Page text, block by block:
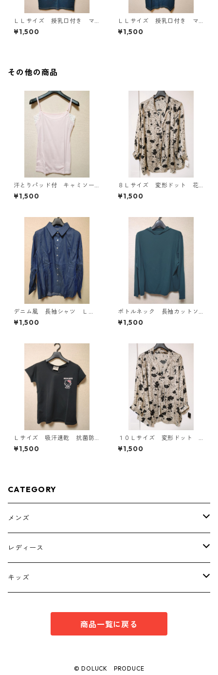
ＬＬサイズ 授乳口付き マ
タニティ ドッキングワンピ
ース ホワイト×ブルー KAE
¥1,500
ＬＬサイズ 授乳口付き マ
タニティ ドッキングワンピ
ース ホワイト×ブルー KAE
¥1,500
その他の商品
汗とりパッド付 キャミソー
ル Ｌ ライトピンク KAE-
4789
¥1,500
８Ｌサイズ 変形ドット 花
柄 ボウタイブラウス オフ
ホワイト KAE-4767
¥1,500
デニム風 長袖シャツ Ｌ
Ｌ ブルー KAE-4801
¥1,500
ボトルネック 長袖カットソ
ー ４Ｌ ティールグリー
ン KAE-4812
¥1,500
Ｌサイズ 吸汗速乾 抗菌防
臭・消臭 ハローキティ ド
ライメッシュＴシャツ ブラ
¥1,500
１０Ｌサイズ 変形ドット
花柄 ボウタイブラウス オ
フホワイト KAE-4771
¥1,500
CATEGORY
メンズ
トップス
ボトムス
レディース
トップス
キッズ
商品一覧に戻る
© DOLUCK PRODUCE